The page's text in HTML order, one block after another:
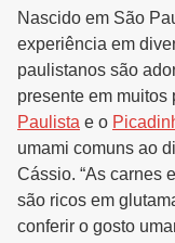
Nascido em São
experiência em
paulistanos são
presente em muitos
Paulista e o
umami comuns ao
Cássio. “As carnes
são ricos em
conferir o gosto